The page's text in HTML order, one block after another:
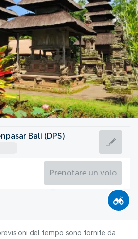
Bali
25°C
Ago
Bali (DPS)
Prenotare un volo
del tempo sono fornite da